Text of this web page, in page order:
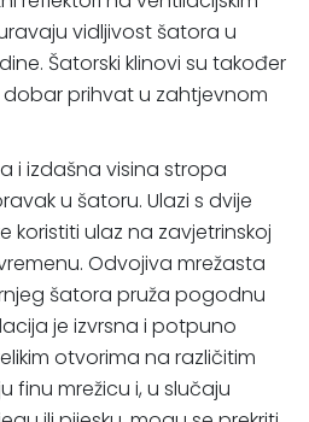
vidljivost šatora u
Šatorski klinovi su također
prihvat u zahtjevnom
i izdašna visina stropa
u šatoru. Ulazi s dvije
koristiti ulaz na zavjetrinskoj
Odvojiva mrežasta
šatora pruža pogodnu
je izvrsna i potpuno
otvorima na različitim
finu mrežicu i, u slučaju